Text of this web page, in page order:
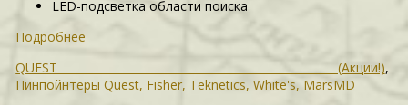
LED-подсветка области поиска
Подробнее
QUEST (Акции!),
Пинпойнтеры Quest, Fisher, Teknetics, White's, MarsMD